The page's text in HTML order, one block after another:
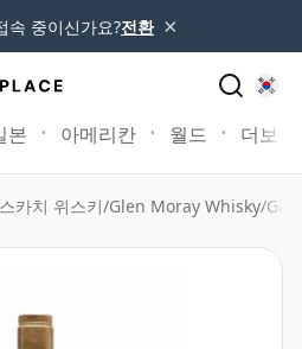
속 중이신가요?전환 ×
본 아메리칸 월드 더보기
카치 위스키/Glen Moray Whisky/